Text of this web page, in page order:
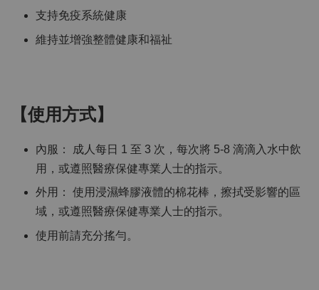
支持免疫系統健康
維持並增強整體健康和福祉
【使用方式】
內服： 成人每日 1 至 3 次，每次將 5-8 滴滴入水中飲
用，或遵照醫療保健專業人士的指示。
外用： 使用浸濕蜂膠液體的棉花棒，擦拭受影響的區
域，或遵照醫療保健專業人士的指示。
使用前請充分搖勻。